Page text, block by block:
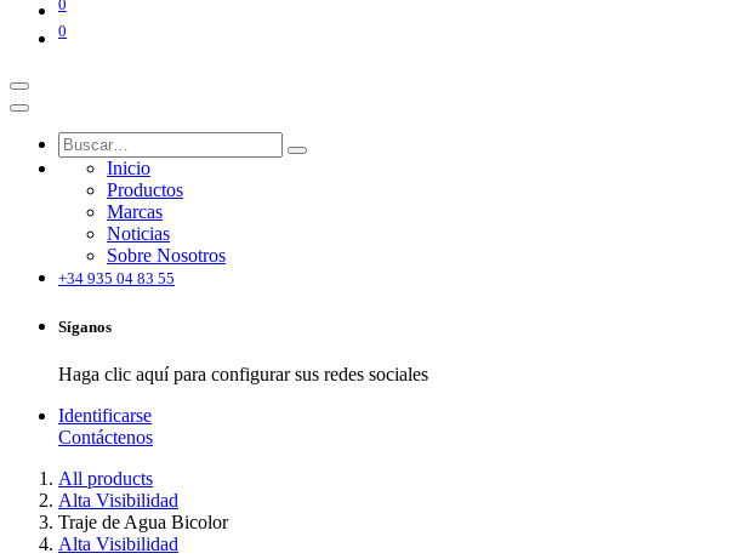
0
0
Inicio
Productos
Marcas
Noticias
Sobre Nosotros
+34 935 04 83 55
Síganos
Haga clic aquí para configurar sus redes sociales
Identificarse
Contáctenos
All products
Alta Visibilidad
Traje de Agua Bicolor
Alta Visibilidad